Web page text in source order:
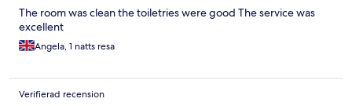
The room was clean the toiletries were good The service was
excellent
Angela, 1 natts resa
Verifierad recension